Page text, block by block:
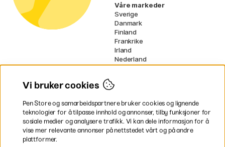
Våre markeder
Sverige
Danmark
Finland
Frankrike
Irland
Nederland
Tyskland
* Spesifikkefraktvilkårgjelder for
voluminøse varer.
Vi bruker cookies
Pen Store og samarbeidspartnere bruker cookies og lignende
teknologier for å tilpasse innhold og annonser, tilby funksjoner for
sosiale medier og analysere trafikk. Vi kan dele informasjon for å
vise mer relevante annonser på nettstedet vårt og på andre
plattformer.